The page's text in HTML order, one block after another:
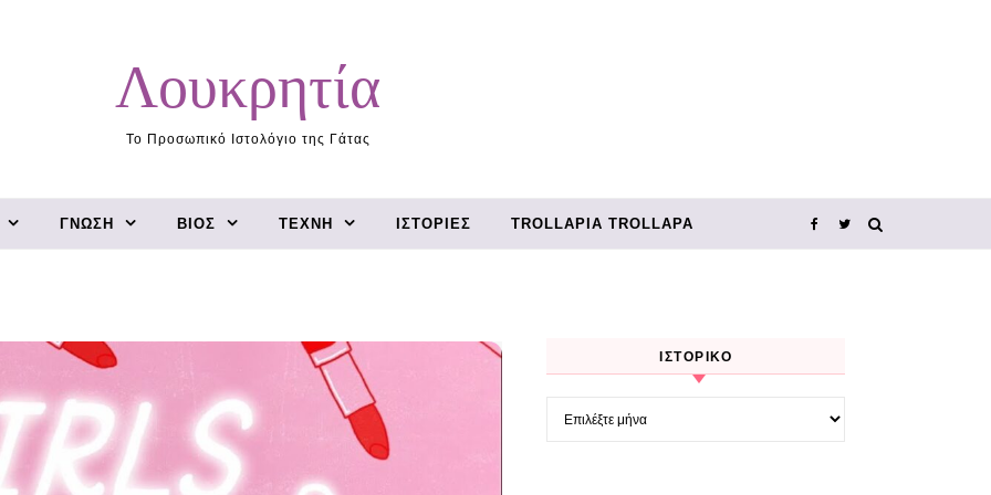
Λουκρητία
Το Προσωπικό Ιστολόγιο της Γάτας
ΓΝΏΣΗ ΒΊΟΣ ΤΈΧΝΗ ΙΣΤΟΡΊΕΣ TROLLΑΡΊΑ TROLLΑΡΆ
ΙΣΤΟΡΙΚΌ
Ιστορικό